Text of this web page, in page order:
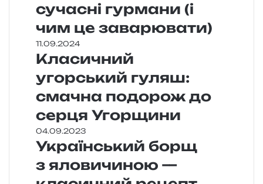
сучасні гурмани (і
чим це заварювати)
11.09.2024
Класичний
угорський гуляш:
смачна подорож до
серця Угорщини
04.09.2023
Український борщ
з яловичиною —